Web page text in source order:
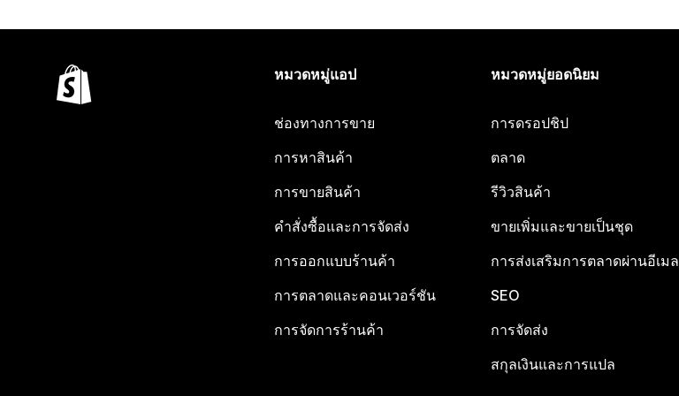
หมวดหมู่แอป
ช่องทางการขาย
การหาสินค้า
การขายสินค้า
คำสั่งซื้อและการจัดส่ง
การออกแบบร้านค้า
การตลาดและคอนเวอร์ชัน
การจัดการร้านค้า
หมวดหมู่ยอดนิยม
การดรอปชิป
ตลาด
รีวิวสินค้า
ขายเพิ่มและขายเป็นชุด
การส่งเสริมการตลาดผ่านอีเมล
SEO
การจัดส่ง
สกุลเงินและการแปล